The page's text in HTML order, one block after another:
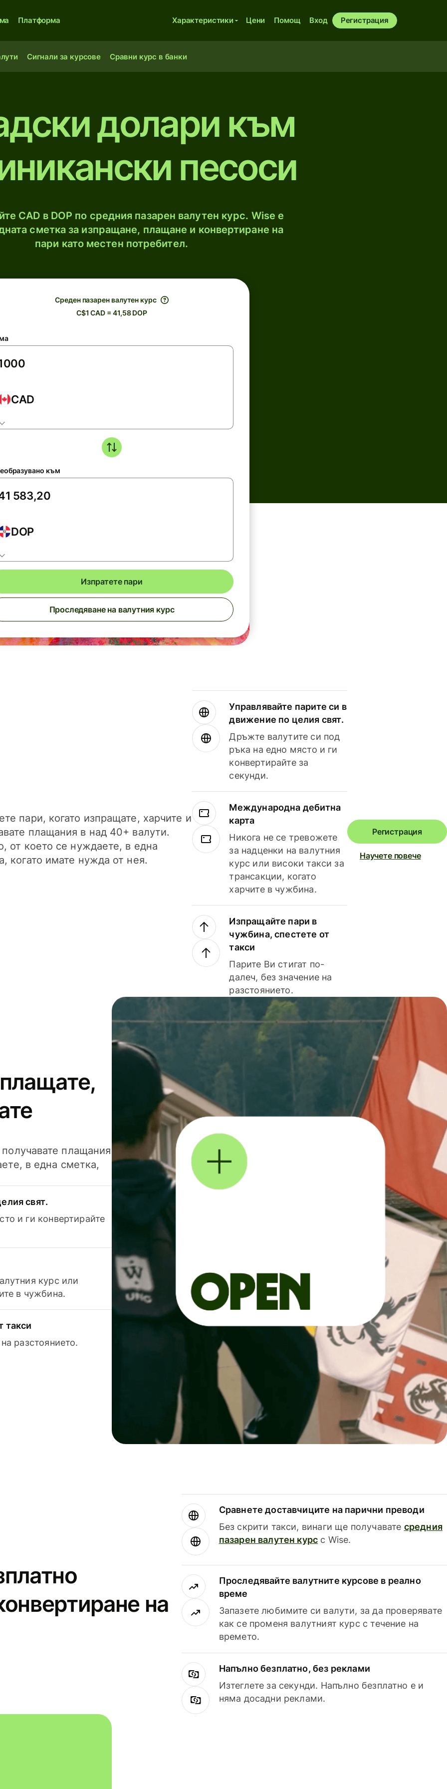
Платформа Характеристики Цени Помощ Вход Регистрация
Сигнали за курсове Сравни курс в банки
долари към
песоси
CAD в DOP по средния пазарен валутен курс. Wise е
сметка за изпращане, плащане и конвертиране на
пари като местен потребител.
Среден пазарен валутен курс
C$1 CAD = 41,58 DOP
CAD
към
DOP
Изпратете пари
Проследяване на валутния курс
пари, когато изпращате, харчите и
плащания в над 40+ валути.
от което се нуждаете, в една
когато имате нужда от нея.
Управлявайте парите си в
движение по целия свят.
Дръжте валутите си под
ръка на едно място и ги
конвертирайте за
секунди.
Международна дебитна
карта
Никога не се тревожете
за надценки на валутния
курс или високи такси за
трансакции, когато
харчите в чужбина.
Изпращайте пари в
чужбина, спестете от
такси
Парите Ви стигат по-
далеч, без значение на
разстоянието.
Регистрация
Научете повече
плащания
в една сметка,
свят.
и ги конвертирайте
курс или
в чужбина.
такси
разстоянието.
на
Сравнете доставчиците на парични преводи
Без скрити такси, винаги ще получавате средния
пазарен валутен курс с Wise.
Проследявайте валутните курсове в реално
време
Запазете любимите си валути, за да проверявате
как се променя валутният курс с течение на
времето.
Напълно безплатно, без реклами
Изтеглете за секунди. Напълно безплатно е и
няма досадни реклами.